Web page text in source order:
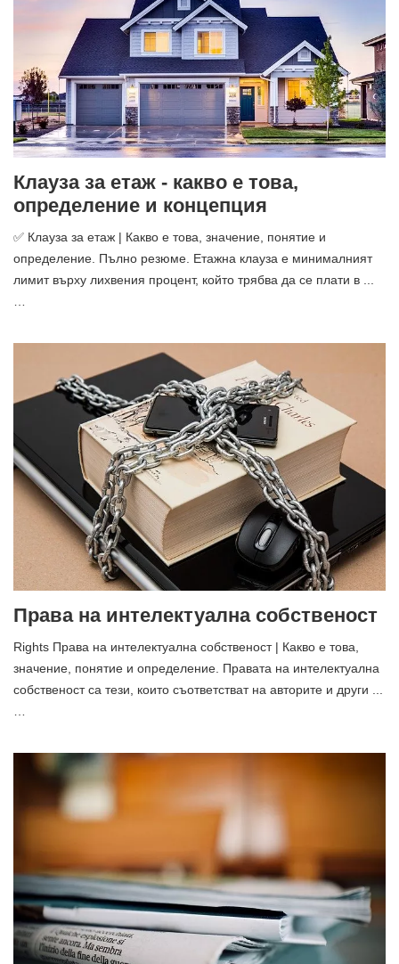
Клауза за етаж - какво е това,
определение и концепция
✅ Клауза за етаж | Какво е това, значение, понятие и
определение. Пълно резюме. Етажна клауза е минималният
лимит върху лихвения процент, който трябва да се плати в ...
Права на интелектуална собственост
Rights Права на интелектуална собственост | Какво е това,
значение, понятие и определение. Правата на интелектуална
собственост са тези, които съответстват на авторите и други ...